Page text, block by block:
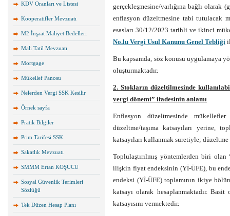
KDV Oranları ve Listesi
Kooperatifler Mevzuatı
M2 İnşaat Maliyet Bedelleri
Mali Tatil Mevzuatı
Mortgage
Mükellef Panosu
Nelerden Vergi SSK Kesilir
Örnek sayfa
Pratik Bilgiler
Prim Tarifesi SSK
Sakatlık Mevzuatı
SMMM Ertan KOŞUCU
Sosyal Güvenlik Terimleri
Sözlüğü
Tek Düzen Hesap Planı
gerçekleşmesine/varlığına bağlı
enflasyon düzeltmesine tabi tutulacak
esasları 30/12/2023 tarihli ve ikinci
No.lu Vergi Usul Kanunu Genel Tebliği
Bu kapsamda, söz konusu uygulamaya
oluşturmaktadır.
2. Stokların düzeltilmesinde
vergi dönemi” ifadesinin anlamı
Enflasyon düzeltmesinde
düzeltme/taşıma katsayıları yerine,
katsayıları kullanmak suretiyle;
Toplulaştırılmış yöntemlerden biri
ilişkin fiyat endeksinin (Yİ-ÜFE), bu
endeksi (Yİ-ÜFE) toplamının ikiye
katsayı olarak hesaplanmaktadır.
katsayısını vermektedir.